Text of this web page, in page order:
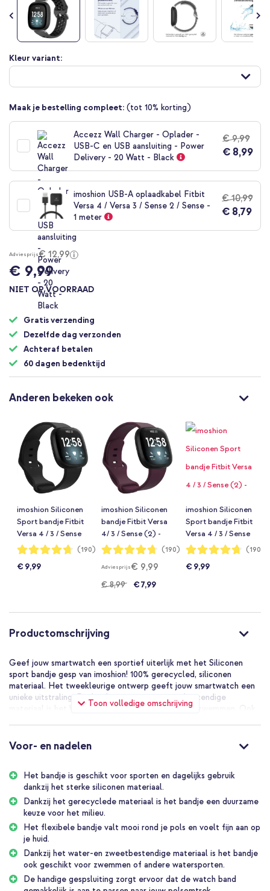
Ga
naar
begin
van
de
afbeeldingen-
Kleur variant:
Maak je bestelling compleet: (tot 10% korting)
Accezz Wall Charger - Oplader -
USB-C en USB aansluiting - Power
Delivery - 20 Watt - Black
€ 9,99
€ 8,99
imoshion USB-A oplaadkabel Fitbit
Versa 4 / Versa 3 / Sense 2 / Sense -
1 meter
€ 10,99
€ 8,79
Adviesprijs€ 12,99
€ 9,99
NIET OP VOORRAAD
Gratis verzending
Dezelfde dag verzonden
Achteraf betalen
60 dagen bedenktijd
Anderen bekeken ook
imoshion Siliconen
Sport bandje Fitbit
Versa 4 / 3 / Sense
(2) - Zwart
Waardering:
94%
(190)
€ 9,99
imoshion Siliconen
bandje Fitbit Versa
4/ 3 / Sense (2) -
Donkerrood
Waardering:
94%
(190)
Adviesprijs€ 9,99
€ 8,99 € 7,99
imoshion Siliconen
Sport bandje Fitbit
Versa 4 / 3 / Sense
(2) - Donkerblauw
Waardering:
94%
(190)
€ 9,99
Productomschrijving
Toon volledige omschrijving
Geef jouw smartwatch een sportief uiterlijk met het Siliconen
sport bandje gesp van imoshion! 100% gerecycled, siliconen
materiaal. Het tweekleurige ontwerp geeft jouw smartwatch een
unieke uitstraling. Dankzij het water- en zweetbestendige
materiaal is het bandje ideaal voor het sporten of zwemmen. Ook
gespsluiting, daardoor is het bandje gemakkelijk aan te passen naar
100% gerecycled, siliconen materiaal
De watch band van imoshion is een comfortabel, flexibel
sportbandje. De band is vervaardigd uit gerecycled siliconen
materiaal. Hierdoor is het bandje een duurzame keuze voor het
milieu. Het soepele materiaal valt mooi om je pols en voelt prettig
aan op je huid. Ook is het bandje water- en zweetbestendig, je
kunt deze tijdens het sporten of zwemmen gerust omhouden. De
kleine gaatjes zorgen ervoor dat de sportband beter kan ademen.
Praktische gespsluiting
Voor- en nadelen
Het bandje is geschikt voor sporten en dagelijks gebruik
dankzij het sterke siliconen materiaal.
Dankzij het gerecyclede materiaal is het bandje een duurzame
keuze voor het milieu.
Het flexibele bandje valt mooi rond je pols en voelt fijn aan op
je huid.
Dankzij het water-en zweetbestendige materiaal is het bandje
ook geschikt voor zwemmen of andere watersporten.
De handige gespsluiting zorgt ervoor dat de watch band